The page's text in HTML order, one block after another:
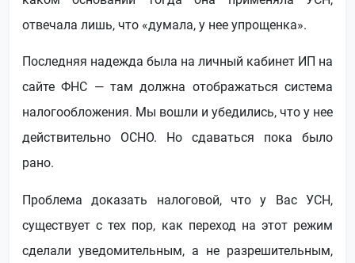
отвечала лишь, что «думала, у нее упрощенка».
Последняя надежда была на личный кабинет ИП на
сайте ФНС — там должна отображаться система
налогообложения. Мы вошли и убедились, что у нее
действительно ОСНО. Но сдаваться пока было
рано.
Проблема доказать налоговой, что у Вас УСН,
существует с тех пор, как переход на этот режим
сделали уведомительным, а не разрешительным,